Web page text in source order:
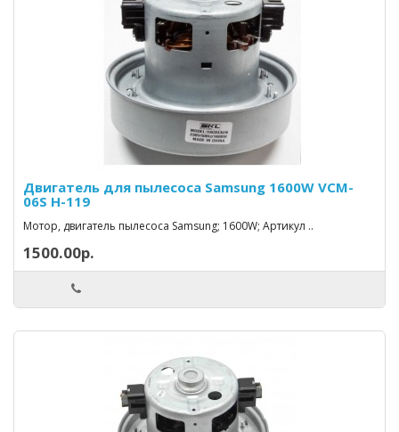
Двигатель для пылесоса Samsung 1600W VCM-
06S H-119
Мотор, двигатель пылесоса Samsung; 1600W; Артикул ..
1500.00р.